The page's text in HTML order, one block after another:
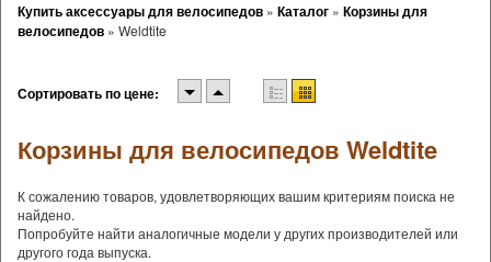
Купить аксессуары для велосипедов » Каталог » Корзины для
велосипедов » Weldtite
Сортировать по цене:
Корзины для велосипедов Weldtite
К сожалению товаров, удовлетворяющих вашим критериям поиска не
найдено.
Попробуйте найти аналогичные модели у других производителей или
другого года выпуска.